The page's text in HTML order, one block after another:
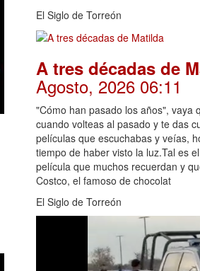
El Siglo de Torreón
A tres décadas de
Agosto, 2026 06:11
"Cómo han pasado los años", vaya
cuando volteas al pasado y te das
películas que escuchabas y veías,
tiempo de haber visto la luz.Tal es
película que muchos recuerdan y
Costco, el famoso de chocolat
El Siglo de Torreón